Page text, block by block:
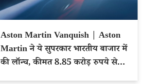
Aston Martin Vanquish | Aston
Martin ने ये सुपरकार भारतीय बाजार में
की लॉन्च, कीमत 8.85 करोड़ रुपये से